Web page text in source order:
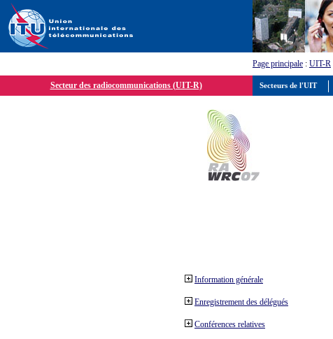
Page principale : UIT-R
Secteur des radiocommunications (UIT-R)
Information générale
Enregistrement des délégués
Conférences relatives
Secteurs de l'UIT